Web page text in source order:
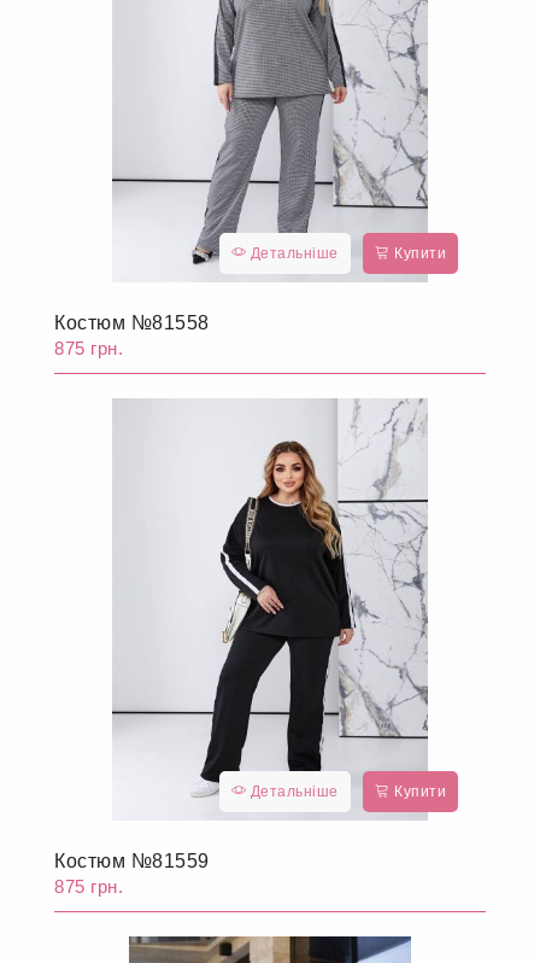
Детальніше Купити
Костюм №81558
875 грн.
Детальніше Купити
Костюм №81559
875 грн.